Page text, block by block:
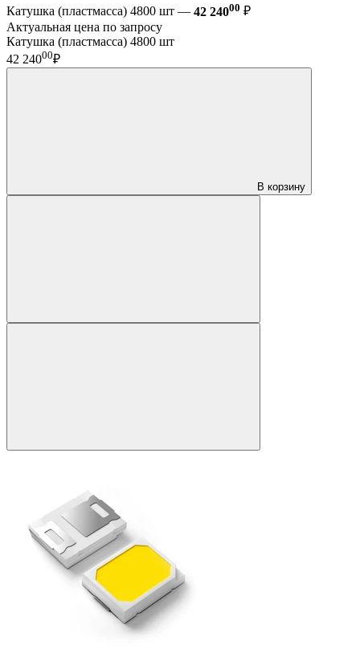
Катушка (пластмасса) 4800 шт — 42 24000 ₽
Актуальная цена по запросу
Катушка (пластмасса) 4800 шт
42 24000₽
В корзину